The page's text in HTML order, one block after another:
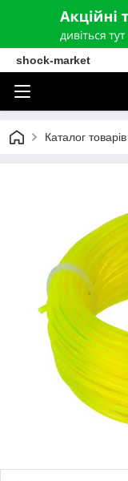
shock-market
Каталог товарів